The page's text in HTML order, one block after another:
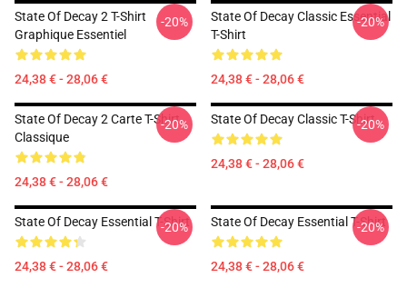
State Of Decay 2 T-Shirt
Graphique Essentiel
24,38 € - 28,06 €
-20%
State Of Decay Classic Essential
T-Shirt
24,38 € - 28,06 €
-20%
State Of Decay 2 Carte T-Shirt
Classique
24,38 € - 28,06 €
-20% State Of Decay Classic T-Shirt
24,38 € - 28,06 €
-20%
State Of Decay Essential T-Shirt
24,38 € - 28,06 €
-20% State Of Decay Essential T-Shirt
24,38 € - 28,06 €
-20%